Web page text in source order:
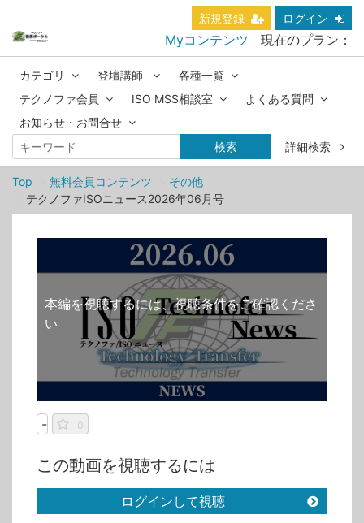
新規登録 ログイン
Myコンテンツ 現在のプラン：
カテゴリ 登壇講師
各種一覧
テクノファ会員
ISO MSS相談室
よくある質問
お知らせ・お問合せ
検索
詳細検索
Top 無料会員コンテンツ
その他
テクノファISOニュース2026年06月号
本編を視聴するには、視聴条件をご確認くださ
い
- 0
この動画を視聴するには
ログインして視聴